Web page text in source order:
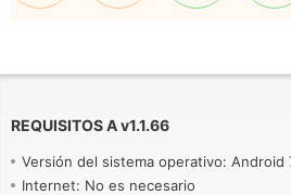
REQUISITOS Av1.1.66
Versión del sistema operativo: Android
Internet: No es necesario